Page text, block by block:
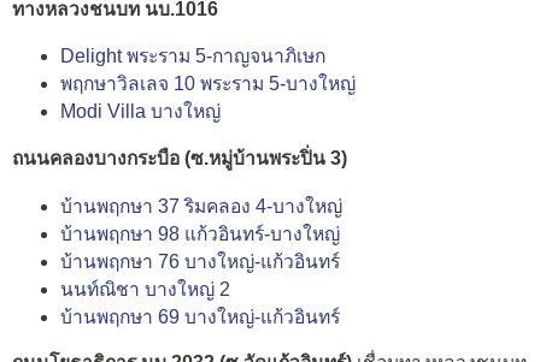
ทางหลวงชนบท นบ.1016
Delight พระราม 5-กาญจนาภิเษก
พฤกษาวิลเลจ 10 พระราม 5-บางใหญ่
Modi Villa บางใหญ่
ถนนคลองบางกระบือ (ซ.หมู่บ้านพระปิ่น 3)
บ้านพฤกษา 37 ริมคลอง 4-บางใหญ่
บ้านพฤกษา 98 แก้วอินทร์-บางใหญ่
บ้านพฤกษา 76 บางใหญ่-แก้วอินทร์
นนท์ณิชา บางใหญ่ 2
บ้านพฤกษา 69 บางใหญ่-แก้วอินทร์